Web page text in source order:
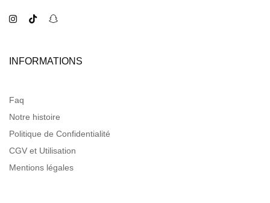
INFORMATIONS
Faq
Notre histoire
Politique de Confidentialité
CGV et Utilisation
Mentions légales